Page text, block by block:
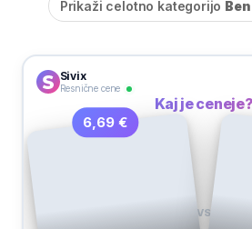
Prikaži celotno kategorijo
Sivix
Resnične cene
Kaj je ceneje?
6,69 €
VS